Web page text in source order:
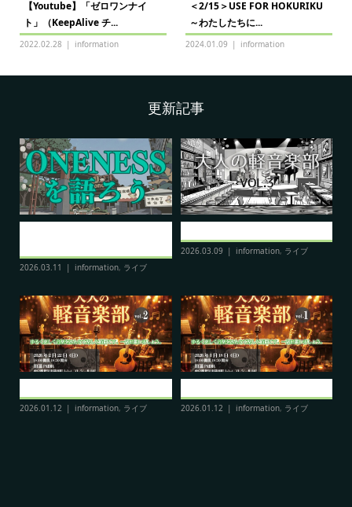
【Youtube】「ゼロワンナイ
ト」（KeepAlive チ...
2022.02.28 information
＜2/15＞USE FOR HOKURIKU
～わたしたちに...
2024.01.09 information
更新記事
2026.03.11 information, ライブ
2026.03.09 information, ライブ
2026.01.12 information, ライブ 2026.01.12 information, ライブ